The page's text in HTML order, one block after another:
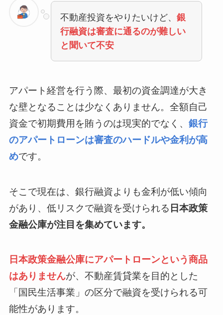
不動産投資をやりたいけど、 銀
行融資は審査に通るのが難しい
と聞いて不安
アパート経営を行う際、最初の資金調達が大き
な壁となることは少なくありません。全額自己
資金で初期費用を賄うのは現実的でなく、 銀行
のアパートローンは審査のハードルや金利が高
めです。
そこで現在は、銀行融資よりも金利が低い傾向
があり、低リスクで融資を受けられる 日本政策
金融公庫が注目を集めています。
日本政策金融公庫にアパートローンという商品
はありませんが、不動産賃貸業を目的とした
「国民生活事業」の区分で融資を受けられる可
能性があります。